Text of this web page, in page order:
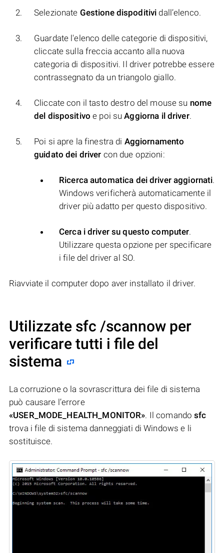
Selezionate Gestione dispoditivi dall’elenco.
Guardate l'elenco delle categorie di dispositivi,
cliccate sulla freccia accanto alla nuova
categoria di dispositivi. Il driver potrebbe essere
contrassegnato da un triangolo giallo.
Cliccate con il tasto destro del mouse su nome
del dispositivo e poi suAggiorna il driver.
Poi si apre la finestra di Aggiornamento
guidato dei driver con due opzioni:
Ricerca automatica dei driver aggiornati.
Windows verificherà automaticamente il
driver più adatto per questo dispositivo.
Cerca i driver su questo computer.
Utilizzare questa opzione per specificare
i file del driver al SO.
Riavviate il computer dopo aver installato il driver.
Utilizzate sfc /scannow per
verificare tutti i file del
sistema
La corruzione o la sovrascrittura dei file di sistema
può causare l’errore
«USER_MODE_HEALTH_MONITOR». Il comandosfc
trova i file di sistema danneggiati di Windows e li
sostituisce.